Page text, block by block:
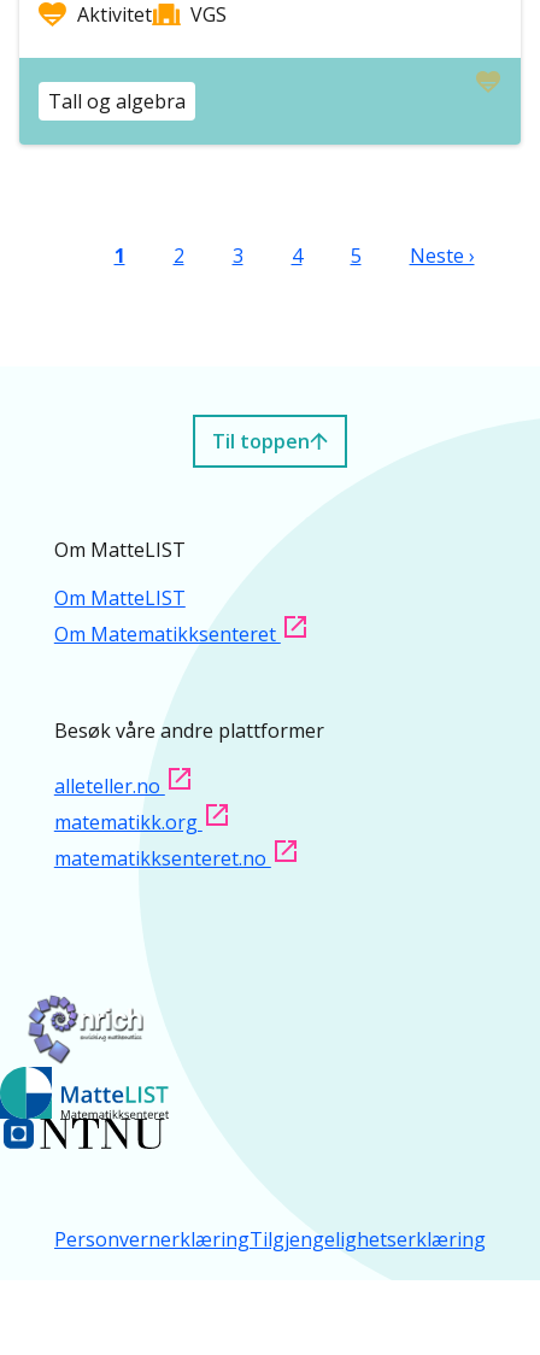
Aktivitet
VGS
Tall og algebra
SiderNåværende side
1 Side
2 Side
3 Side
4 Side
5 Neste side
Neste ›
Til toppen
Om MatteLIST
Om MatteLIST
Om Matematikksenteret
Besøk våre andre plattformer
alleteller.no
matematikk.org
matematikksenteret.no
PersonvernerklæringTilgjengelighetserklæring